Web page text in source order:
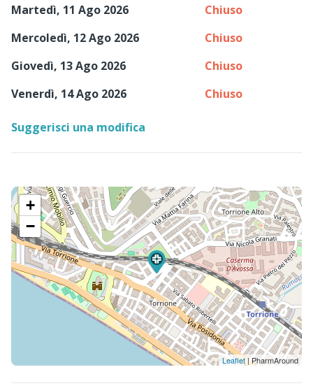
Martedì, 11 Ago 2026
Chiuso
Mercoledì, 12 Ago 2026
Chiuso
Giovedì, 13 Ago 2026
Chiuso
Venerdì, 14 Ago 2026
Chiuso
Suggerisci una modifica
+
−
Leaflet| PharmAround